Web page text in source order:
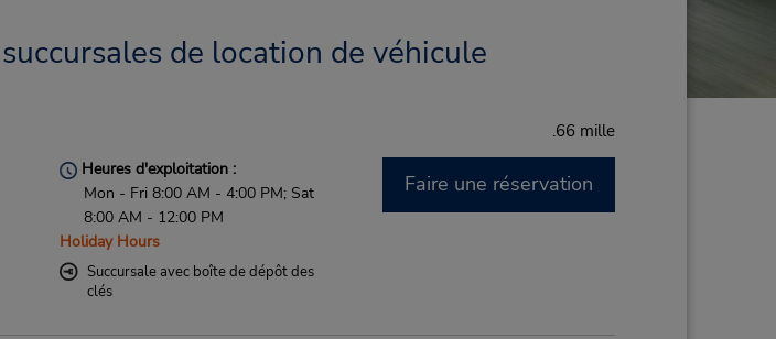
de location de véhicule
.66 mille
Heures d'exploitation :
Mon - Fri 8:00 AM - 4:00 PM; Sat
8:00 AM - 12:00 PM
Holiday Hours
Succursale avec boîte de dépôt des
clés
Faire une réservation